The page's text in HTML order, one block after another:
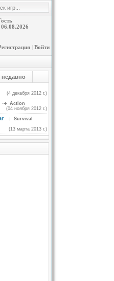
06.08.2026
Войти
|
(4 декабря 2012 г.)
Action
(04 ноября 2012 г.)
Survival
(13 марта 2013 г.)